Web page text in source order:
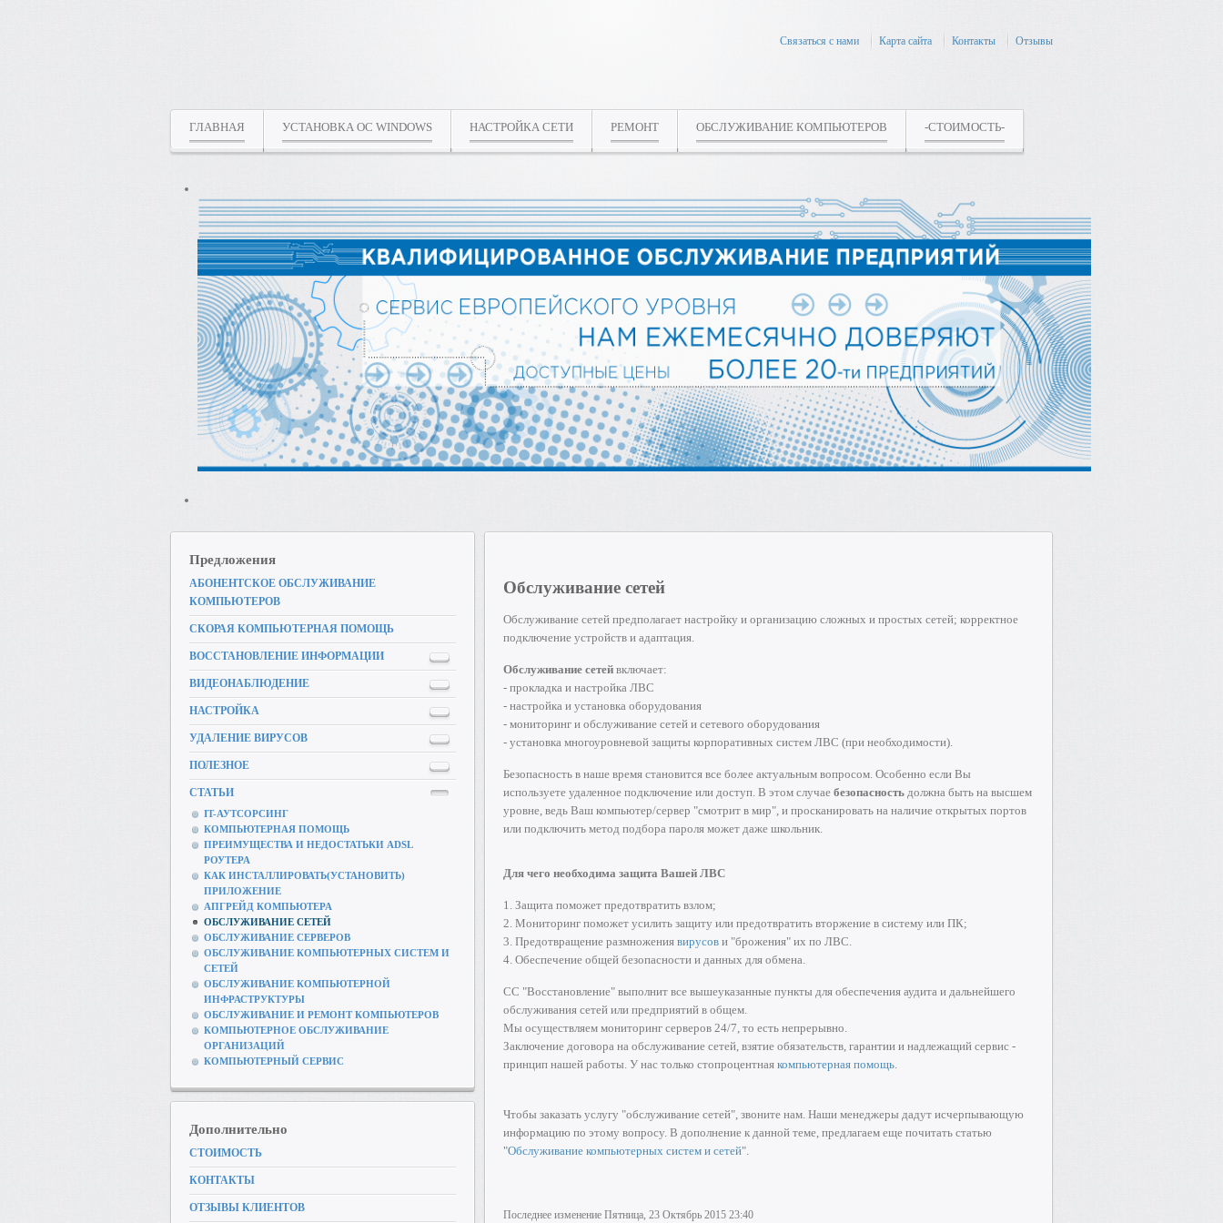
Связаться с нами Карта сайта Контакты Отзывы
ГЛАВНАЯ УСТАНОВКА ОС WINDOWS НАСТРОЙКА СЕТИ РЕМОНТ ОБСЛУЖИВАНИЕ КОМПЬЮТЕРОВ -СТОИМОСТЬ-
Обслуживание сетей
Обслуживание сетей предполагает настройку и организацию сложных и простых сетей; корректное
подключение устройств и адаптация.
Обслуживание сетей включает:
- прокладка и настройка ЛВС
- настройка и установка оборудования
- мониторинг и обслуживание сетей и сетевого оборудования
- установка многоуровневой защиты корпоративных систем ЛВС (при необходимости).
Безопасность в наше время становится все более актуальным вопросом. Особенно если Вы
используете удаленное подключение или доступ. В этом случае безопасность должна быть на высшем
уровне, ведь Ваш компьютер/сервер "смотрит в мир", и просканировать на наличие открытых портов
или подключить метод подбора пароля может даже школьник.
Для чего необходима защита Вашей ЛВС
1. Защита поможет предотвратить взлом;
2. Мониторинг поможет усилить защиту или предотвратить вторжение в систему или ПК;
3. Предотвращение размножения вирусов и "брожения" их по ЛВС.
4. Обеспечение общей безопасности и данных для обмена.
СС "Восстановление" выполнит все вышеуказанные пункты для обеспечения аудита и дальнейшего
обслуживания сетей или предприятий в общем.
Мы осуществляем мониторинг серверов 24/7, то есть непрерывно.
Заключение договора на обслуживание сетей, взятие обязательств, гарантии и надлежащий сервис -
принцип нашей работы. У нас только стопроцентная компьютерная помощь.
Чтобы заказать услугу "обслуживание сетей", звоните нам. Наши менеджеры дадут исчерпывающую
информацию по этому вопросу. В дополнение к данной теме, предлагаем еще почитать статью
"Обслуживание компьютерных систем и сетей".
Последнее изменение Пятница, 23 Октябрь 2015 23:40
Предложения
АБОНЕНТСКОЕ ОБСЛУЖИВАНИЕ
КОМПЬЮТЕРОВ
СКОРАЯ КОМПЬЮТЕРНАЯ ПОМОЩЬ
ВОССТАНОВЛЕНИЕ ИНФОРМАЦИИ
ВИДЕОНАБЛЮДЕНИЕ
НАСТРОЙКА
УДАЛЕНИЕ ВИРУСОВ
ПОЛЕЗНОЕ
СТАТЬИ
IT-АУТСОРСИНГ
КОМПЬЮТЕРНАЯ ПОМОЩЬ
ПРЕИМУЩЕСТВА И НЕДОСТАТЬКИ ADSL
РОУТЕРА
КАК ИНСТАЛЛИРОВАТЬ(УСТАНОВИТЬ)
ПРИЛОЖЕНИЕ
АПГРЕЙД КОМПЬЮТЕРА
ОБСЛУЖИВАНИЕ СЕТЕЙ
ОБСЛУЖИВАНИЕ СЕРВЕРОВ
ОБСЛУЖИВАНИЕ КОМПЬЮТЕРНЫХ СИСТЕМ И
СЕТЕЙ
ОБСЛУЖИВАНИЕ КОМПЬЮТЕРНОЙ
ИНФРАСТРУКТУРЫ
ОБСЛУЖИВАНИЕ И РЕМОНТ КОМПЬЮТЕРОВ
КОМПЬЮТЕРНОЕ ОБСЛУЖИВАНИЕ
ОРГАНИЗАЦИЙ
КОМПЬЮТЕРНЫЙ СЕРВИС
Дополнительно
СТОИМОСТЬ
КОНТАКТЫ
ОТЗЫВЫ КЛИЕНТОВ